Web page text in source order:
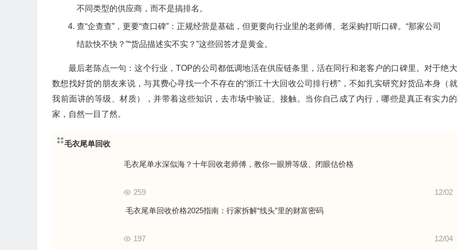
不同类型的供应商，而不是搞排名。
查“企查查”，更要“查口碑”：正规经营是基础，但更要向行业里的老师傅、老采购打听口碑。“那家公司
结款快不快？”“货品描述实不实？”这些回答才是黄金。
最后老陈点一句：这个行业，TOP的公司都低调地活在供应链条里，活在同行和老客户的口碑里。对于绝
数想找好货的朋友来说，与其费心寻找一个不存在的“浙江十大回收公司排行榜”，不如扎实研究好货品本身（
我前面讲的等级、材质），并带着这些知识，去市场中验证、接触。当你自己成了内行，哪些是真正有实力
家，自然一目了然。
毛衣尾单回收
毛衣尾单水深似海？十年回收老师傅，教你一眼辨等级、闭眼估价格
12/02
259
毛衣尾单回收价格2025指南：行家拆解“线头”里的财富密码
12/04
197